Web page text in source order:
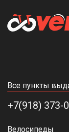
Все пункты
+7(918) 373-
Велосипеды